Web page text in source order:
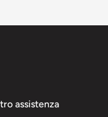
assistenza